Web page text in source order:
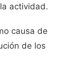
actividad.
causa de
de los